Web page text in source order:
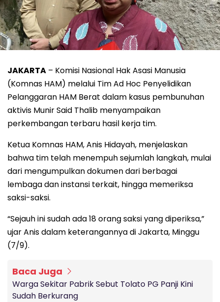
JAKARTA – Komisi Nasional Hak Asasi Manusia
(Komnas HAM) melalui Tim Ad Hoc Penyelidikan
Pelanggaran HAM Berat dalam kasus pembunuhan
aktivis Munir Said Thalib menyampaikan
perkembangan terbaru hasil kerja tim.
Ketua Komnas HAM, Anis Hidayah, menjelaskan
bahwa tim telah menempuh sejumlah langkah, mulai
dari mengumpulkan dokumen dari berbagai
lembaga dan instansi terkait, hingga memeriksa
saksi-saksi.
“Sejauh ini sudah ada 18 orang saksi yang diperiksa,”
ujar Anis dalam keterangannya di Jakarta, Minggu
(7/9).
Baca Juga
Warga Sekitar Pabrik Sebut Tolato PG Panji Kini
Sudah Berkurang